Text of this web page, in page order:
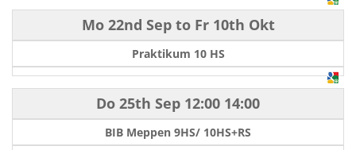
Mo 22nd Septo Fr 10th Okt
Praktikum 10 HS
Do 25th Sep 12:00 14:00
BIB Meppen 9HS/ 10HS+RS